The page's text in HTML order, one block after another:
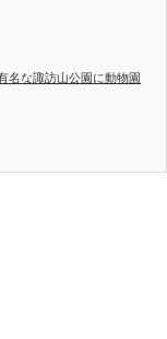
名な諏訪山公園に動物園